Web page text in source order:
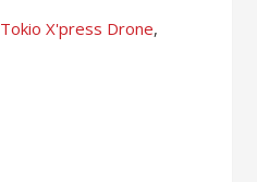
Tokio X'press Drone,